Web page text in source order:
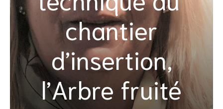
chantier
d’insertion,
l’Arbre fruité